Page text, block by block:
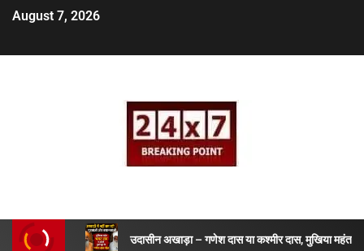
August 7, 2026
उदासीन अखाड़ा – गणेश दास या कश्मीर दास, मुखिया महंत ने